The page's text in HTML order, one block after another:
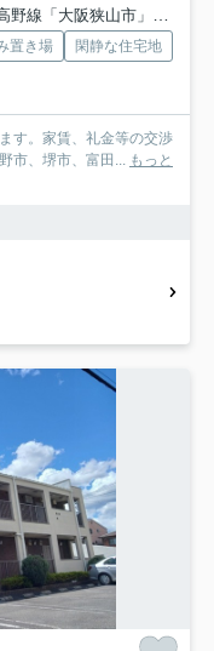
線「大阪狭山市」駅 徒歩25分
置き場
閑静な住宅地
す。家賃、礼金等の交渉
市、堺市、富田... もっと